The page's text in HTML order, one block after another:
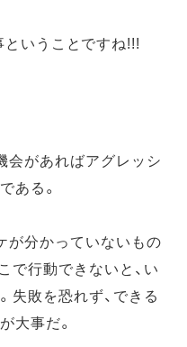
いうことですね!!!
会があればアグレッシ
ある。
が分かっていないもの
で行動できないと、い
失敗を恐れず、できる
大事だ。